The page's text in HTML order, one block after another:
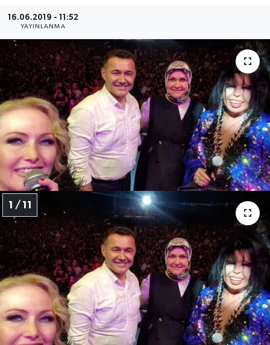
16.06.2019 - 11:52
YAYINLANMA
1 / 11
Gazipaşa